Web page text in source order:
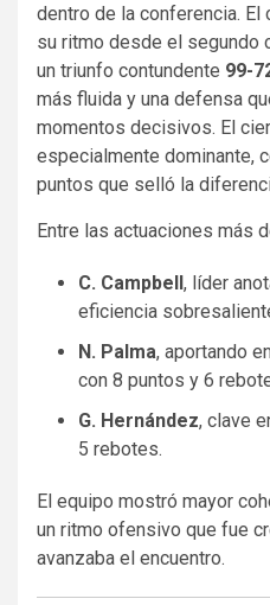
dentro de la conferencia. El
su ritmo desde el segundo
un triunfo contundente 99-
más fluida y una defensa
momentos decisivos. El
especialmente dominante,
puntos que selló la
Entre las actuaciones más
C. Campbell, líder
eficiencia
N. Palma, aportando
con 8 puntos y 6
G. Hernández, clave
5 rebotes.
El equipo mostró mayor
un ritmo ofensivo que fue
avanzaba el encuentro.